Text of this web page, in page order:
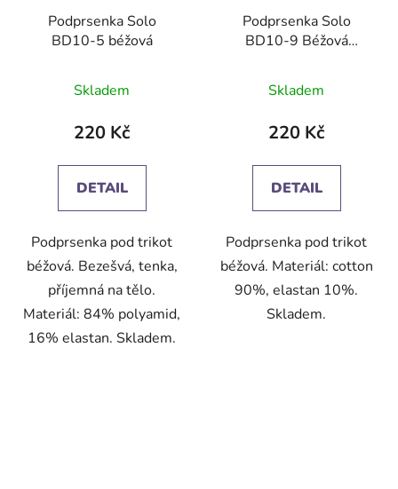
Podprsenka Solo
BD10-5 béžová
Skladem
220 Kč
DETAIL
Podprsenka pod trikot
béžová. Bezešvá, tenka,
příjemná na tělo.
Materiál: 84% polyamid,
16% elastan. Skladem.
Podprsenka Solo
BD10-9 Béžová
Skladem
220 Kč
DETAIL
Podprsenka pod trikot
béžová. Materiál: cotton
90%, elastan 10%.
Skladem.